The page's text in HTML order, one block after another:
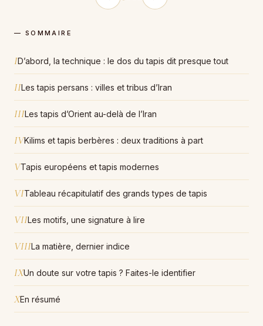
— SOMMAIRE
ID’abord, la technique : le dos du tapis dit presque tout
IILes tapis persans : villes et tribus d’Iran
IIILes tapis d’Orient au-delà de l’Iran
IVKilims et tapis berbères : deux traditions à part
VTapis européens et tapis modernes
VITableau récapitulatif des grands types de tapis
VIILes motifs, une signature à lire
VIIILa matière, dernier indice
IXUn doute sur votre tapis ? Faites-le identifier
XEn résumé